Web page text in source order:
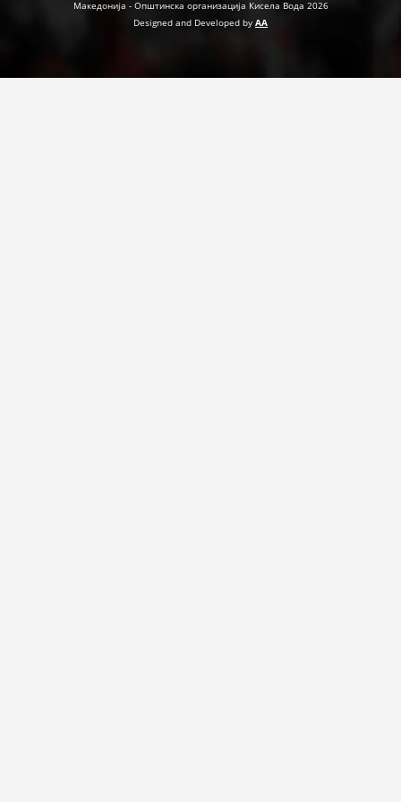
ДЕЈСТВУВАЊЕ
Македонија - Општинска организација Кисела Вода 2026
Designed and Developed by AA